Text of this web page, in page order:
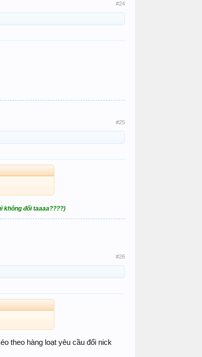
#24
#25
không đổi taaaa????)
#26
theo hàng loạt yêu cầu đổi nick